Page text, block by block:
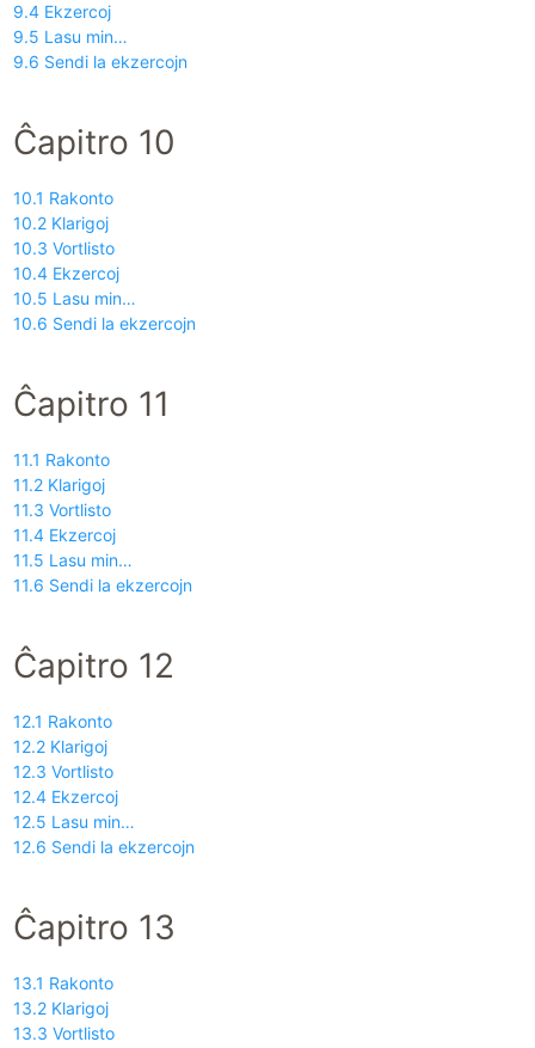
9.4 Ekzercoj
9.5 Lasu min…
9.6 Sendi la ekzercojn
Ĉapitro 10
10.1 Rakonto
10.2 Klarigoj
10.3 Vortlisto
10.4 Ekzercoj
10.5 Lasu min…
10.6 Sendi la ekzercojn
Ĉapitro 11
11.1 Rakonto
11.2 Klarigoj
11.3 Vortlisto
11.4 Ekzercoj
11.5 Lasu min…
11.6 Sendi la ekzercojn
Ĉapitro 12
12.1 Rakonto
12.2 Klarigoj
12.3 Vortlisto
12.4 Ekzercoj
12.5 Lasu min…
12.6 Sendi la ekzercojn
Ĉapitro 13
13.1 Rakonto
13.2 Klarigoj
13.3 Vortlisto